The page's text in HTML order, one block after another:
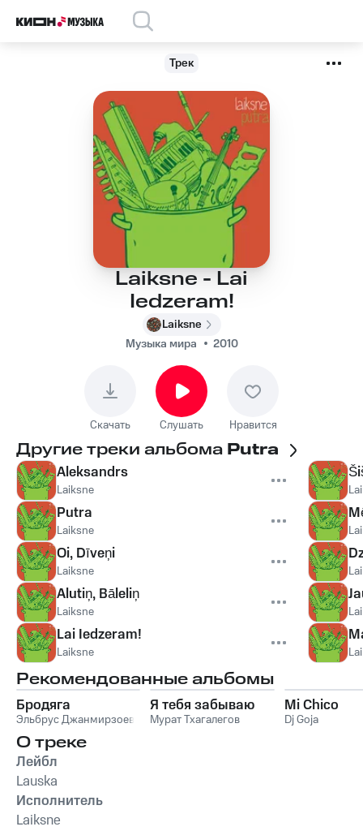
Трек
Laiksne - Lai
Iedzeram!
Laiksne
Музыка мира
2010
Скачать Слушать Нравится
Другие треки альбома Putra
Aleksandrs
Laiksne
Putra
Laiksne
Oi, Dīveņi
Laiksne
Alutiņ, Bāleliņ
Laiksne
Lai Iedzeram!
Laiksne
Рекомендованные альбомы
Бродяга
Эльбрус Джанмирзоев
Я тебя забываю
Мурат Тхагалегов
Mi Chico
Dj Goja
О треке
Лейбл
Lauska
Исполнитель
Laiksne